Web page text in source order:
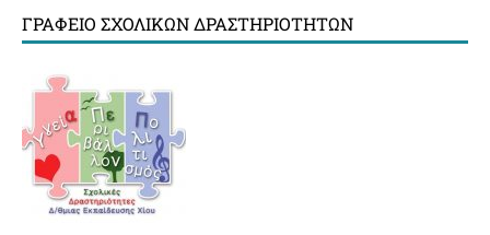
ΓΡΑΦΕΊΟ ΣΧΟΛΙΚΏΝ ΔΡΑΣΤΗΡΙΟΤΉΤΩΝ